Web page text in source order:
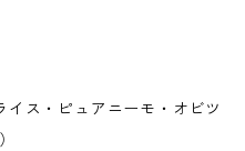
ス・ピュアニーモ・オビツ